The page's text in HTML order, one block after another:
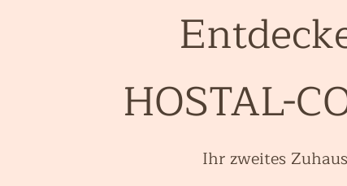
HOSTAL-
Ihr zweites